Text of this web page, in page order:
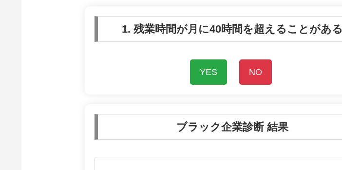
1. 残業時間が月に40時間を超えることがある
YES NO
ブラック企業診断 結果